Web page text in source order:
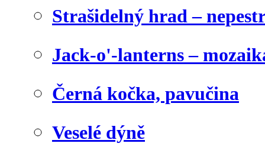
Strašidelný hrad –
Jack-o'-lanterns –
Černá kočka, pavučina
Veselé dýně